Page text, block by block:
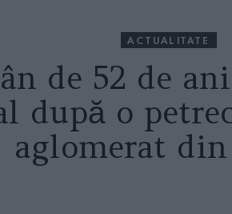
ACTUALITATE
de 52 de
după o
aglomerat din